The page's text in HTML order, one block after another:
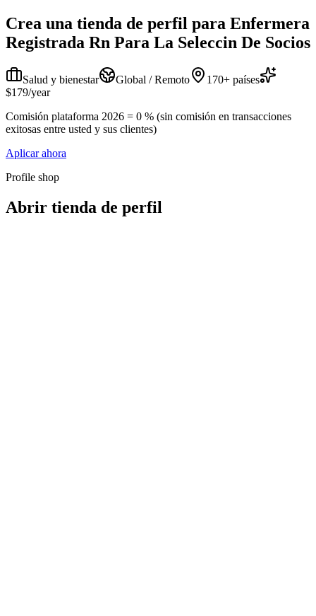
Crea una tienda de perfil para Enfermera
Registrada Rn Para La Seleccin De Socios
Salud y bienestar Global / Remoto
170+ países
$179/year
Comisión plataforma 2026 = 0 % (sin comisión en transacciones
exitosas entre usted y sus clientes)
Aplicar ahora
Profile shop
Abrir tienda de perfil